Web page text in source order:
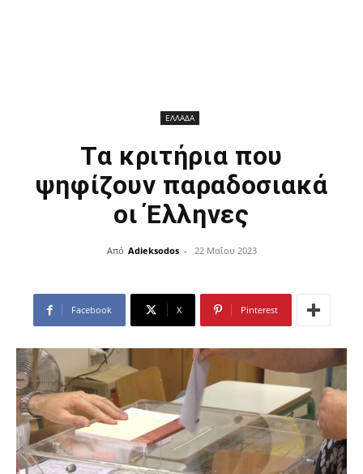
ΕΛΛΑΔΑ
Τα κριτήρια που
ψηφίζουν παραδοσιακά
οι Έλληνες
Από Adieksodos - 22 Μαΐου 2023
Facebook X Pinterest